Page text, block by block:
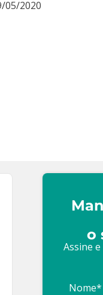
05/2020
o
Assine
Nome*